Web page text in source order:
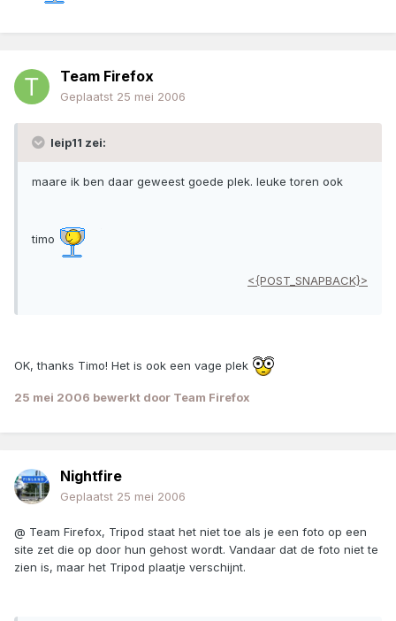
Team Firefox
Geplaatst 25 mei 2006
leip11 zei:
maare ik ben daar geweest goede plek. leuke toren ook
timo
<{POST_SNAPBACK}>
OK, thanks Timo! Het is ook een vage plek
25 mei 2006 bewerkt door Team Firefox
Nightfire
Geplaatst 25 mei 2006
@ Team Firefox, Tripod staat het niet toe als je een foto op een
site zet die op door hun gehost wordt. Vandaar dat de foto niet te
zien is, maar het Tripod plaatje verschijnt.